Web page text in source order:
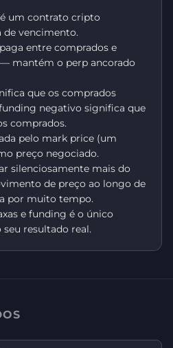
um contrato cripto
de vencimento.
entre comprados e
mantém o perp ancorado
que os comprados
negativo significa que
comprados.
pelo mark price (um
preço negociado.
silenciosamente mais do
de preço ao longo de
por muito tempo.
e funding é o único
resultado real.